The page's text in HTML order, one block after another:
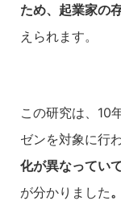
ため、起業家の
えられます。
この研究は、10
ゼンを対象に行
化が異なってい
が分かりました。